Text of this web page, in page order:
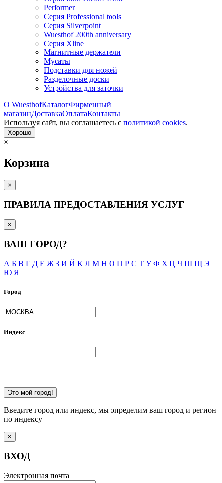
Performer
Серия Professional tools
Серия Silverpoint
Wuesthof 200th anniversary
Серия Xline
Магнитные держатели
Мусаты
Подставки для ножей
Разделочные доски
Устройства для заточки
О WuesthofКаталогФирменный
магазинДоставкаОплатаКонтакты
Используя сайт, вы согла­шаетесь с политикой cookies.
Хорошо
×
Корзина
×
ПРАВИЛА ПРЕДОСТАВЛЕНИЯ УСЛУГ
×
ВАШ ГОРОД?
А Б В Г Д Е Ж З И Й К Л М Н О П Р С Т У Ф Х Ц Ч Ш Щ Э
Ю Я
Город
Индекс
Это мой город!
Введите город или индекс, мы определим ваш город и регион
по индексу
×
ВХОД
Электронная почта